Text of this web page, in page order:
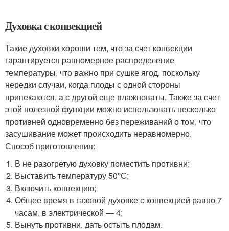
Духовка с конвекцией
Такие духовки хороши тем, что за счет конвекции
гарантируется равномерное распределение
температуры, что важно при сушке ягод, поскольку
нередки случаи, когда плоды с одной стороны
припекаются, а с другой еще влажноваты. Также за счет
этой полезной функции можно использовать несколько
противней одновременно без переживаний о том, что
засушивание может происходить неравномерно.
Способ приготовления:
В не разогретую духовку поместить противни;
Выставить температуру 50ºС;
Включить конвекцию;
Общее время в газовой духовке с конвекцией равно 7
часам, в электрической — 4;
Вынуть противни, дать остыть плодам.